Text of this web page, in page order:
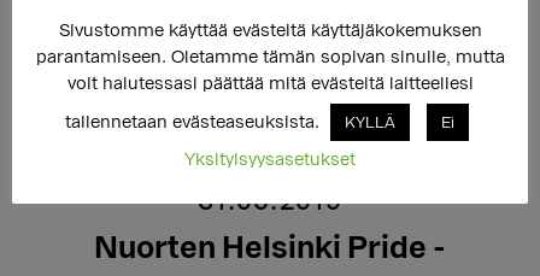
31.05.2019
Nuorten Helsinki Pride -
Sivustomme käyttää evästeitä käyttäjäkokemuksen
parantamiseen. Oletamme tämän sopivan sinulle, mutta
voit halutessasi päättää mitä evästeitä laitteellesi
tallennetaan evästeaseuksista. KYLLÄ Ei
Yksityisyysasetukset